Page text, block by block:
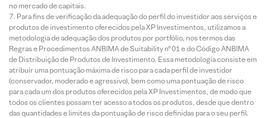
no mercado de capitais.
Para fins de verificação da adequação do perfil do investidor aos serviços e
produtos de investimento oferecidos pela XP Investimentos, utilizamos a
metodologia de adequação dos produtos por portfólio, nos termos das
Regras e Procedimentos ANBIMA de Suitability nº 01 e do Código ANBIMA
de Distribuição de Produtos de Investimento. Essa metodologia consiste em
atribuir uma pontuação máxima de risco para cada perfil de investidor
(conservador, moderado e agressivo), bem como uma pontuação de risco
para cada um dos produtos oferecidos pela XP Investimentos, de modo que
todos os clientes possam ter acesso a todos os produtos, desde que dentro
das quantidades e limites da pontuação de risco definidas para o seu perfil.